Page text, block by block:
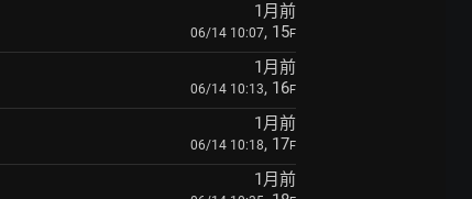
1月前
06/14 10:07, 15F
1月前
06/14 10:13, 16F
1月前
06/14 10:18, 17F
1月前